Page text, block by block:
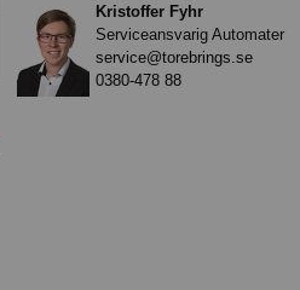
Kristoffer Fyhr
Serviceansvarig Automater
service@torebrings.se
0380-478 88